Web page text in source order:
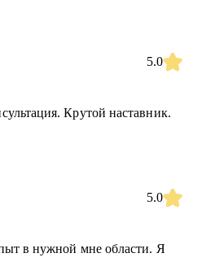
5.0
Крутой наставник.
5.0
в нужной мне области. Я